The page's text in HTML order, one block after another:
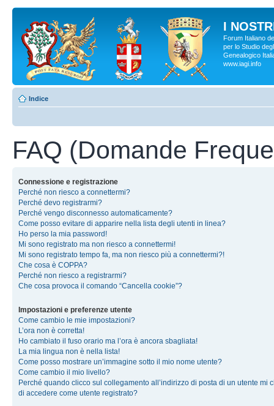
I
Forum Italiano
per lo Studio
Genealogico
www.iagi.info
Indice
FAQ (Domande
Connessione e registrazione
Perché non riesco a connettermi?
Perché devo registrarmi?
Perché vengo disconnesso automaticamente?
Come posso evitare di apparire nella lista degli utenti in linea?
Ho perso la mia password!
Mi sono registrato ma non riesco a connettermi!
Mi sono registrato tempo fa, ma non riesco più a connettermi?!
Che cosa è COPPA?
Perché non riesco a registrarmi?
Che cosa provoca il comando “Cancella cookie”?
Impostazioni e preferenze utente
Come cambio le mie impostazioni?
L’ora non è corretta!
Ho cambiato il fuso orario ma l’ora è ancora sbagliata!
La mia lingua non è nella lista!
Come posso mostrare un’immagine sotto il mio nome utente?
Come cambio il mio livello?
Perché quando clicco sul collegamento all’indirizzo di posta di un utente mi
di accedere come utente registrato?